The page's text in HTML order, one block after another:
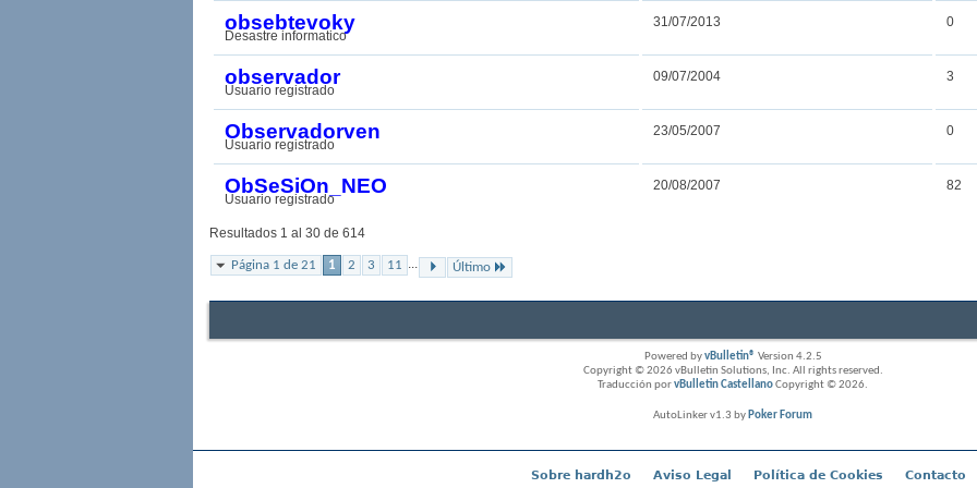
obsebtevoky
Desastre informatico
31/07/2013 0
observador
Usuario registrado
09/07/2004 3
Observadorven
Usuario registrado
23/05/2007 0
ObSeSiOn_NEO
Usuario registrado
20/08/2007 82
Resultados 1 al 30 de 614
Página 1 de 21 1 2 3 11 ... Último
Powered byvBulletin® Version 4.2.5
Copyright © 2026 vBulletin Solutions, Inc. All rights reserved.
Traducción porvBulletin CastellanoCopyright © 2026.
AutoLinker v1.3 by Poker Forum
Sobre hardh2o Aviso Legal Política de Cookies Contacto